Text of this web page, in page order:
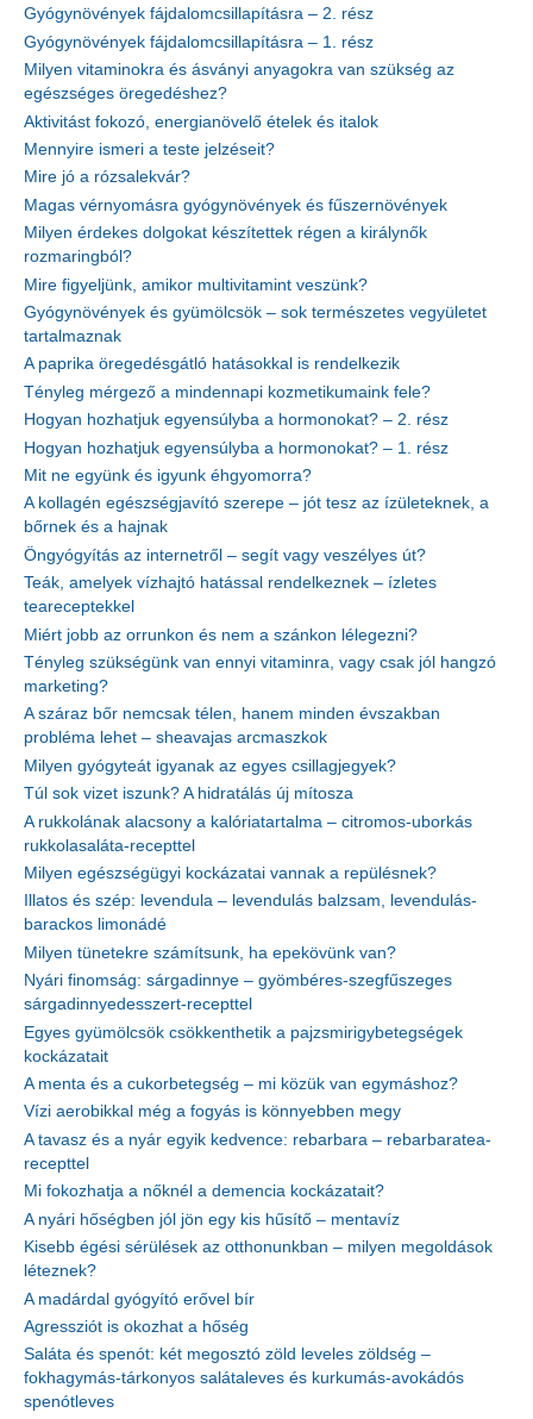
Gyógynövények fájdalomcsillapításra – 2. rész
Gyógynövények fájdalomcsillapításra – 1. rész
Milyen vitaminokra és ásványi anyagokra van szükség az
egészséges öregedéshez?
Aktivitást fokozó, energianövelő ételek és italok
Mennyire ismeri a teste jelzéseit?
Mire jó a rózsalekvár?
Magas vérnyomásra gyógynövények és fűszernövények
Milyen érdekes dolgokat készítettek régen a királynők
rozmaringból?
Mire figyeljünk, amikor multivitamint veszünk?
Gyógynövények és gyümölcsök – sok természetes vegyületet
tartalmaznak
A paprika öregedésgátló hatásokkal is rendelkezik
Tényleg mérgező a mindennapi kozmetikumaink fele?
Hogyan hozhatjuk egyensúlyba a hormonokat? – 2. rész
Hogyan hozhatjuk egyensúlyba a hormonokat? – 1. rész
Mit ne együnk és igyunk éhgyomorra?
A kollagén egészségjavító szerepe – jót tesz az ízületeknek, a
bőrnek és a hajnak
Öngyógyítás az internetről – segít vagy veszélyes út?
Teák, amelyek vízhajtó hatással rendelkeznek – ízletes
teareceptekkel
Miért jobb az orrunkon és nem a szánkon lélegezni?
Tényleg szükségünk van ennyi vitaminra, vagy csak jól hangzó
marketing?
A száraz bőr nemcsak télen, hanem minden évszakban
probléma lehet – sheavajas arcmaszkok
Milyen gyógyteát igyanak az egyes csillagjegyek?
Túl sok vizet iszunk? A hidratálás új mítosza
A rukkolának alacsony a kalóriatartalma – citromos-uborkás
rukkolasaláta-recepttel
Milyen egészségügyi kockázatai vannak a repülésnek?
Illatos és szép: levendula – levendulás balzsam, levendulás-
barackos limonádé
Milyen tünetekre számítsunk, ha epekövünk van?
Nyári finomság: sárgadinnye – gyömbéres-szegfűszeges
sárgadinnyedesszert-recepttel
Egyes gyümölcsök csökkenthetik a pajzsmirigybetegségek
kockázatait
A menta és a cukorbetegség – mi közük van egymáshoz?
Vízi aerobikkal még a fogyás is könnyebben megy
A tavasz és a nyár egyik kedvence: rebarbara – rebarbaratea-
recepttel
Mi fokozhatja a nőknél a demencia kockázatait?
A nyári hőségben jól jön egy kis hűsítő – mentavíz
Kisebb égési sérülések az otthonunkban – milyen megoldások
léteznek?
A madárdal gyógyító erővel bír
Agressziót is okozhat a hőség
Saláta és spenót: két megosztó zöld leveles zöldség –
fokhagymás-tárkonyos salátaleves és kurkumás-avokádós
spenótleves